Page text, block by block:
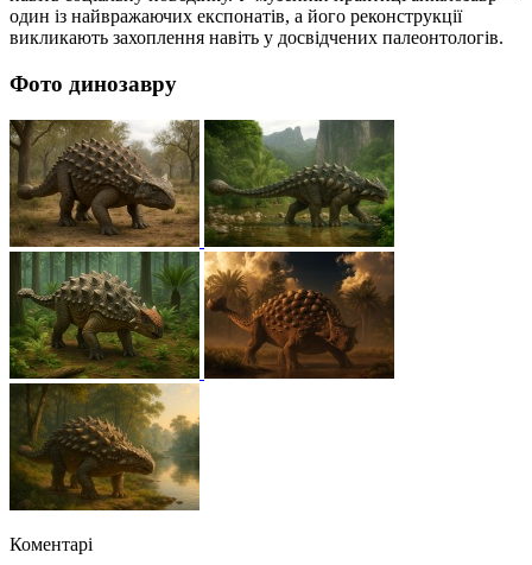
один із найвражаючих експонатів, а його реконструкції
викликають захоплення навіть у досвідчених палеонтологів.
Фото динозавру
Коментарі